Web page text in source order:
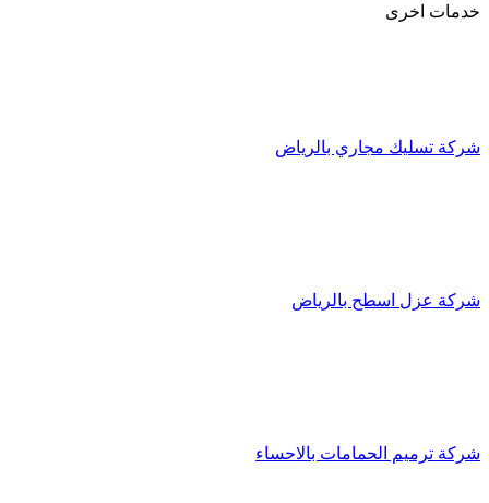
خدمات اخرى
شركة تسليك مجاري بالرياض
شركة عزل اسطح بالرياض
شركة ترميم الحمامات بالاحساء